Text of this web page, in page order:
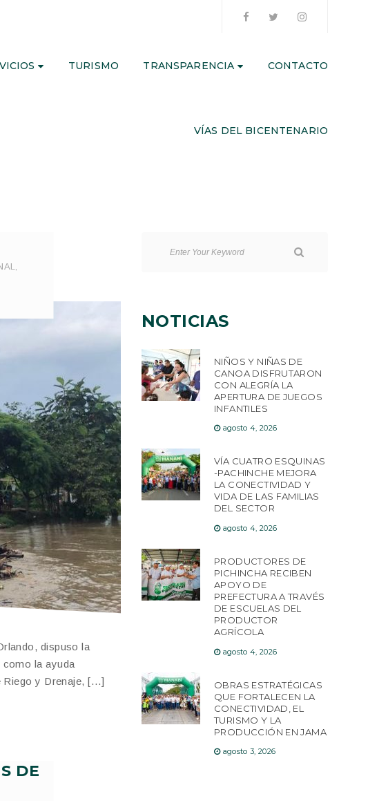
TURISMO TRANSPARENCIA CONTACTO
VÍAS DEL BICENTENARIO
dispuso la
como la ayuda
Riego y Drenaje, […]
DE
NOTICIAS
NIÑOS Y NIÑAS DE
CANOA DISFRUTARON
CON ALEGRÍA LA
APERTURA DE JUEGOS
INFANTILES
agosto 4, 2026
VÍA CUATRO ESQUINAS
-PACHINCHE MEJORA
LA CONECTIVIDAD Y
VIDA DE LAS FAMILIAS
DEL SECTOR
agosto 4, 2026
PRODUCTORES DE
PICHINCHA RECIBEN
APOYO DE
PREFECTURA A TRAVÉS
DE ESCUELAS DEL
PRODUCTOR
AGRÍCOLA
agosto 4, 2026
OBRAS ESTRATÉGICAS
QUE FORTALECEN LA
CONECTIVIDAD, EL
TURISMO Y LA
PRODUCCIÓN EN JAMA
agosto 3, 2026